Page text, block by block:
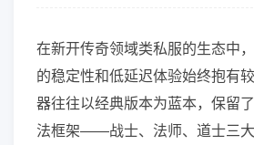
在新开传奇领域类私服的生态中
的稳定性和低延迟体验始终抱有
器往往以经典版本为蓝本，保留
法框架——战士、法师、道士三